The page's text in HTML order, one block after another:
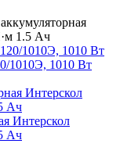
1.5 Ач
1010Э, 1010 Вт
Интерскол
Ач